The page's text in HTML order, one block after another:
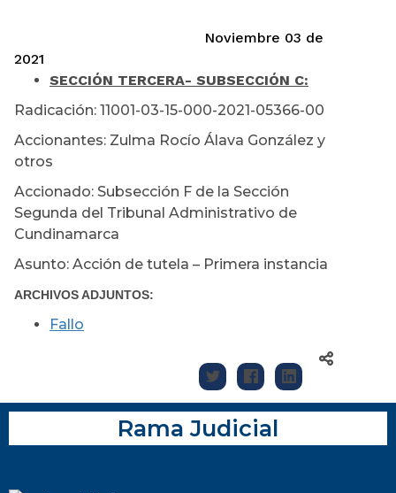
Noviembre 03 de
2021
SECCIÓN TERCERA- SUBSECCIÓN C:
Radicación: 11001-03-15-000-2021-05366-00
Accionantes: Zulma Rocío Álava González y
otros
Accionado: Subsección F de la Sección
Segunda del Tribunal Administrativo de
Cundinamarca
Asunto: Acción de tutela – Primera instancia
ARCHIVOS ADJUNTOS:
Fallo
Rama Judicial